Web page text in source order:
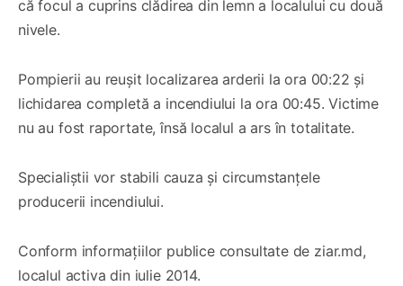
că focul a cuprins clădirea din lemn a localului cu două
nivele.
Pompierii au reușit localizarea arderii la ora 00:22 și
lichidarea completă a incendiului la ora 00:45. Victime
nu au fost raportate, însă localul a ars în totalitate.
Specialiștii vor stabili cauza și circumstanțele
producerii incendiului.
Conform informațiilor publice consultate de ziar.md,
localul activa din iulie 2014.